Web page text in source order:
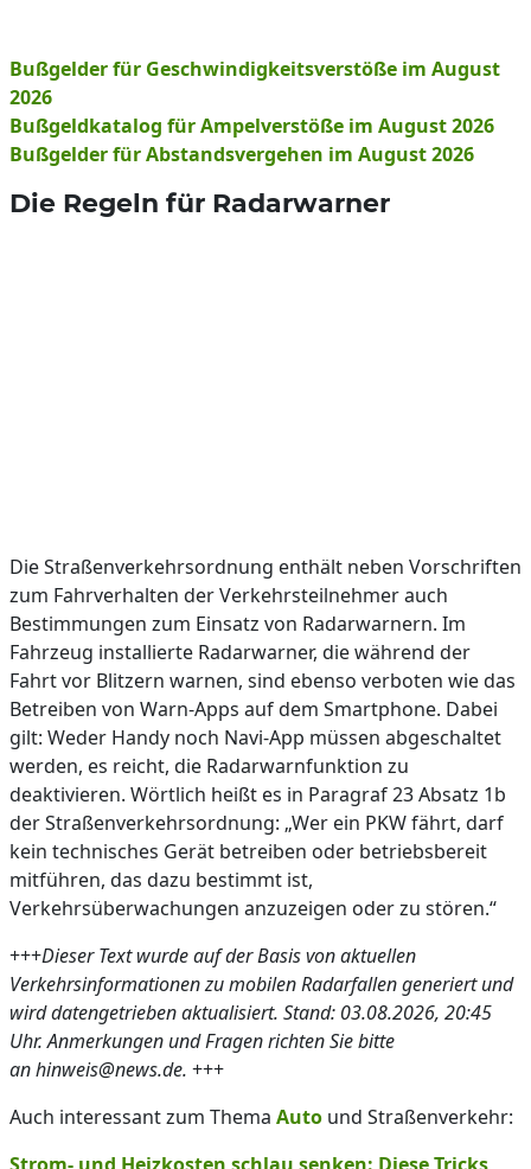
Bußgelder für Geschwindigkeitsverstöße im August
2026
Bußgeldkatalog für Ampelverstöße im August 2026
Bußgelder für Abstandsvergehen im August 2026
Die Regeln für Radarwarner
Die Straßenverkehrsordnung enthält neben Vorschriften
zum Fahrverhalten der Verkehrsteilnehmer auch
Bestimmungen zum Einsatz von Radarwarnern. Im
Fahrzeug installierte Radarwarner, die während der
Fahrt vor Blitzern warnen, sind ebenso verboten wie das
Betreiben von Warn-Apps auf dem Smartphone. Dabei
gilt: Weder Handy noch Navi-App müssen abgeschaltet
werden, es reicht, die Radarwarnfunktion zu
deaktivieren. Wörtlich heißt es in Paragraf 23 Absatz 1b
der Straßenverkehrsordnung: „Wer ein PKW fährt, darf
kein technisches Gerät betreiben oder betriebsbereit
mitführen, das dazu bestimmt ist,
Verkehrsüberwachungen anzuzeigen oder zu stören.“
+++Dieser Text wurde auf der Basis von aktuellen
Verkehrsinformationen zu mobilen Radarfallen generiert und
wird datengetrieben aktualisiert. Stand: 03.08.2026, 20:45
Uhr. Anmerkungen und Fragen richten Sie bitte
an hinweis@news.de. +++
Auch interessant zum Thema Auto und Straßenverkehr: